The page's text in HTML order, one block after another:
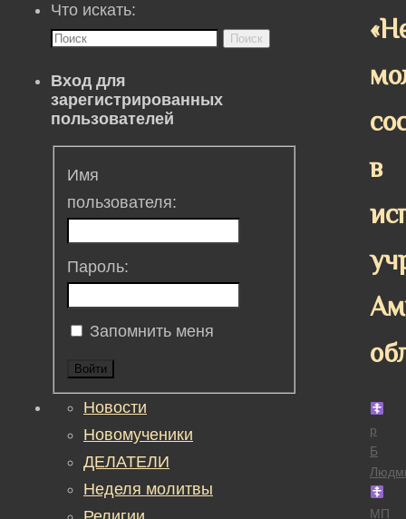
в
р
Б
МП
Что искать:
Поиск
Вход для
зарегистрированных
пользователей
Имя
пользователя:
Пароль:
Запомнить меня
Войти
Новости
Новомученики
ДЕЛАТЕЛИ
Неделя молитвы